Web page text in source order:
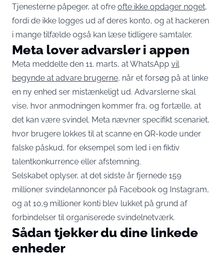
Tjenesterne påpeger, at ofre ofte ikke opdager noget,
fordi de ikke logges ud af deres konto, og at hackeren
i mange tilfælde også kan læse tidligere samtaler.
Meta lover advarsler i appen
Meta meddelte den 11. marts, at WhatsApp vil
begynde at advare brugerne, når et forsøg på at linke
en ny enhed ser mistænkeligt ud. Advarslerne skal
vise, hvor anmodningen kommer fra, og fortælle, at
det kan være svindel. Meta nævner specifikt scenariet,
hvor brugere lokkes til at scanne en QR-kode under
falske påskud, for eksempel som led i en fiktiv
talentkonkurrence eller afstemning.
Selskabet oplyser, at det sidste år fjernede 159
millioner svindelannoncer på Facebook og Instagram,
og at 10,9 millioner konti blev lukket på grund af
forbindelser til organiserede svindelnetværk.
Sådan tjekker du dine linkede
enheder